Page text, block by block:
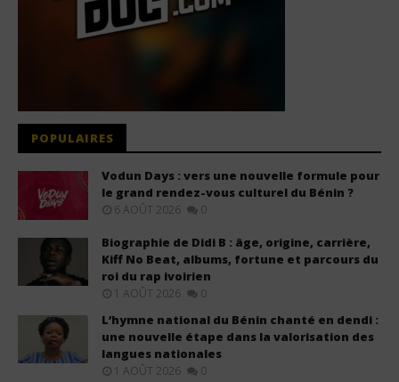
POPULAIRES
Vodun Days : vers une nouvelle formule pour
le grand rendez-vous culturel du Bénin ?
6 AOÛT 2026 0
Biographie de Didi B : âge, origine, carrière,
Kiff No Beat, albums, fortune et parcours du
roi du rap ivoirien
1 AOÛT 2026 0
L’hymne national du Bénin chanté en dendi :
une nouvelle étape dans la valorisation des
langues nationales
1 AOÛT 2026 0